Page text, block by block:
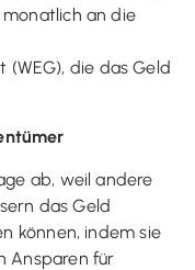
monatlich an die
(WEG), die das Geld
ab, weil andere
das Geld
können, indem sie
Ansparen für